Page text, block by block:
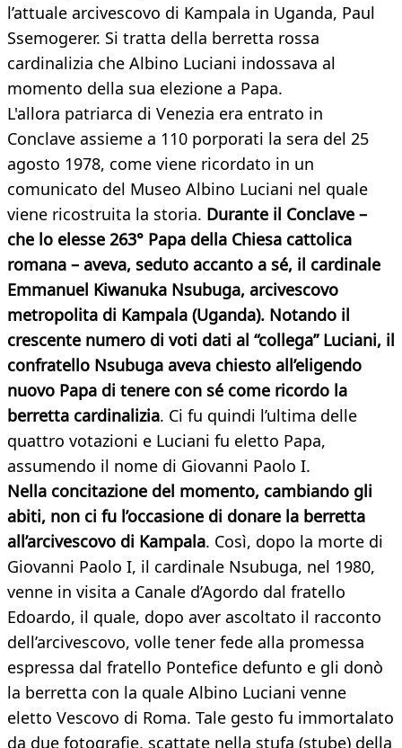
l’attuale arcivescovo di Kampala in Uganda, Paul
Ssemogerer. Si tratta della berretta rossa
cardinalizia che Albino Luciani indossava al
momento della sua elezione a Papa.
L'allora patriarca di Venezia era entrato in
Conclave assieme a 110 porporati la sera del 25
agosto 1978, come viene ricordato in un
comunicato del Museo Albino Luciani nel quale
viene ricostruita la storia. Durante il Conclave –
che lo elesse 263° Papa della Chiesa cattolica
romana – aveva, seduto accanto a sé, il cardinale
Emmanuel Kiwanuka Nsubuga, arcivescovo
metropolita di Kampala (Uganda). Notando il
crescente numero di voti dati al “collega” Luciani, il
confratello Nsubuga aveva chiesto all’eligendo
nuovo Papa di tenere con sé come ricordo la
berretta cardinalizia. Ci fu quindi l’ultima delle
quattro votazioni e Luciani fu eletto Papa,
assumendo il nome di Giovanni Paolo I.
Nella concitazione del momento, cambiando gli
abiti, non ci fu l’occasione di donare la berretta
all’arcivescovo di Kampala. Così, dopo la morte di
Giovanni Paolo I, il cardinale Nsubuga, nel 1980,
venne in visita a Canale d’Agordo dal fratello
Edoardo, il quale, dopo aver ascoltato il racconto
dell’arcivescovo, volle tener fede alla promessa
espressa dal fratello Pontefice defunto e gli donò
la berretta con la quale Albino Luciani venne
eletto Vescovo di Roma. Tale gesto fu immortalato
da due fotografie, scattate nella stufa (stube) della